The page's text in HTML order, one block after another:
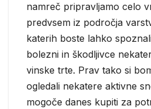
namreč pripravljamo celo
predvsem iz področja
katerih boste lahko
bolezni in škodljivce
vinske trte. Prav tako si
ogledali nekatere aktivne
mogoče danes kupiti za